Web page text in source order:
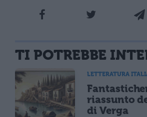
TI POTREBBE
LETTERATURA
riassunto
di Verga